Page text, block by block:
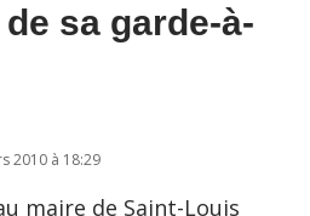
sa garde-à-
2010 à 18:29